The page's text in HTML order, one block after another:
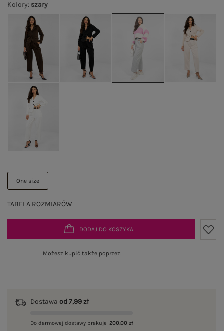
Kolory: szary
One size
TABELA ROZMIARÓW
DODAJ DO KOSZYKA
Możesz kupić także poprzez:
Dostawa od 7,99 zł
Do darmowej dostawy brakuje 200,00 zł